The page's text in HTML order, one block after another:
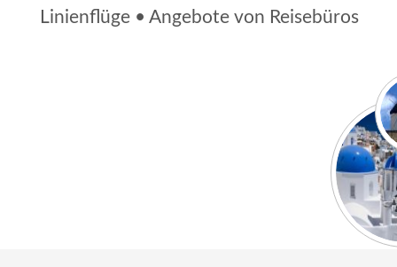
Linienflüge • Angebote von Reisebüros